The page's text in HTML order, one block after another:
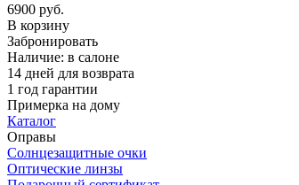
6900 руб.
В корзину
Забронировать
Наличие: в салоне
14 дней для возврата
1 год гарантии
Примерка на дому
Каталог
Оправы
Солнцезащитные очки
Оптические линзы